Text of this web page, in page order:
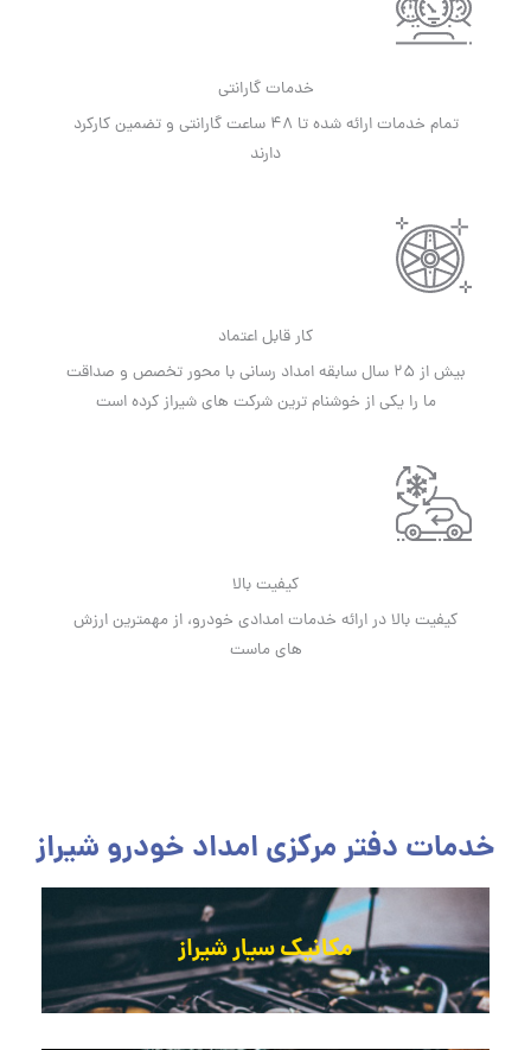
خدمات گارانتی
تمام خدمات ارائه شده تا 48 ساعت گارانتی و تضمین کارکرد
دارند
کار قابل اعتماد
بیش از 25 سال سابقه امداد رسانی با محور تخصص و صداقت
ما را یکی از خوشنام ترین شرکت های شیراز کرده است
کیفیت بالا
کیفیت بالا در ارائه خدمات امدادی خودرو، از مهمترین ارزش
های ماست
خدمات دفتر مرکزی امداد خودرو شیراز
مکانیک سیار شیراز